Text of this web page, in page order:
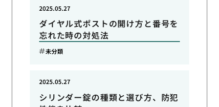
ダイヤル式ポストの開け方と番号を
忘れた時の対処法
2025.05.27
未分類
シリンダー錠の種類と選び方、防犯
2025.05.27